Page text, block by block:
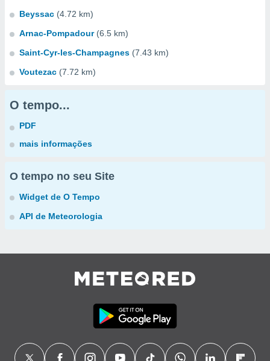
Beyssac (4.72 km)
Arnac-Pompadour (6.5 km)
Saint-Cyr-les-Champagnes (7.43 km)
Voutezac (7.72 km)
O tempo...
PDF
mais informações
O tempo no seu Site
Widget de O Tempo
API de Meteorologia